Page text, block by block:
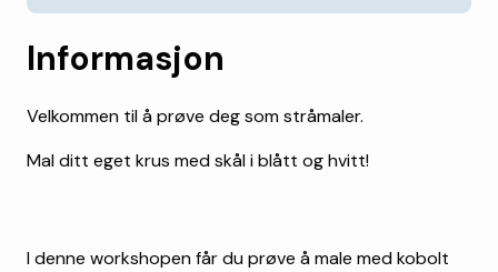
Informasjon
Velkommen til å prøve deg som stråmaler.
Mal ditt eget krus med skål i blått og hvitt!
I denne workshopen får du prøve å male med kobolt